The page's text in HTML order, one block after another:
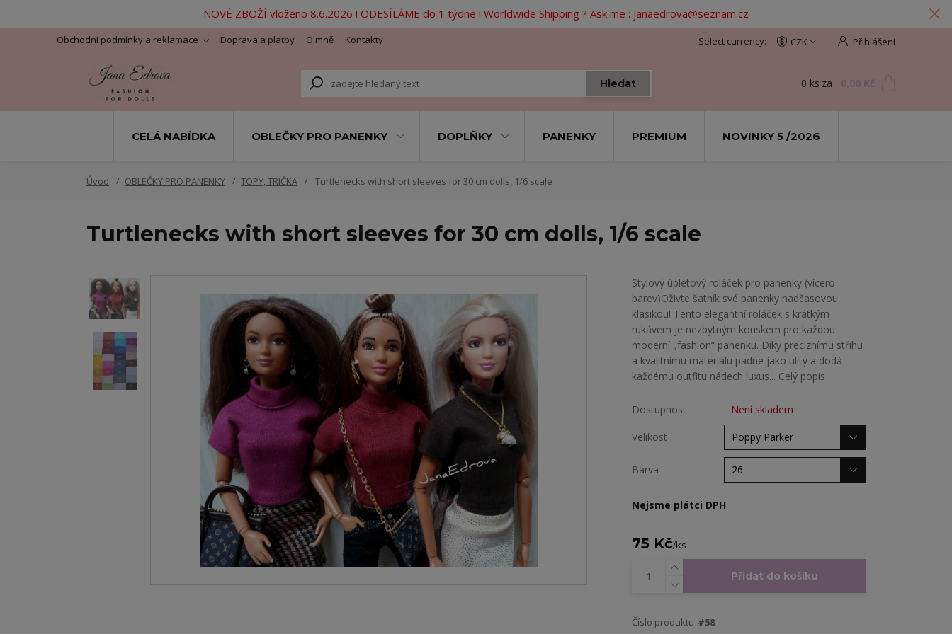
NOVÉ ZBOŽÍ vloženo 8.6.2026 ! ODESÍLÁME do 1 týdne ! Worldwide Shipping ? Ask me : janaedrova@seznam.cz
Obchodní podmínky a reklamace Doprava a platby O mně Kontakty CZK Přihlášení
Hledat 0 ks za
CELÁ NABÍDKA OBLEČKY PRO PANENKY DOPLŇKY PANENKY PREMIUM NOVINKY 5 /2026
Úvod OBLEČKY PRO PANENKY TOPY, TRIČKA Turtlenecks with short sleeves for 30 cm dolls, 1/6 scale
Turtlenecks with short sleeves for 30 cm dolls, 1/6 scale
​Stylový úpletový roláček pro panenky (vícero
barev) ​Oživte šatník své panenky nadčasovou
klasikou! Tento elegantní roláček s krátkým
rukávem je nezbytným kouskem pro každou
moderní „fashion“ panenku. Díky preciznímu střihu
a kvalitnímu materiálu padne jako ulitý a dodá
každému outfitu nádech luxus... Celý popis
Dostupnost Není skladem
Velikost
Barva
Nejsme plátci DPH
75 Kč/ks
Přidat do košíku
Číslo produktu #58